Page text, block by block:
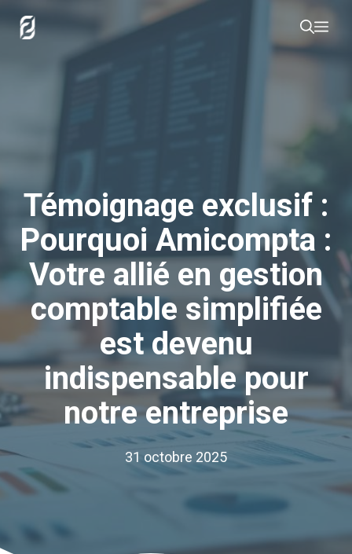
Témoignage exclusif :
Pourquoi Amicompta :
Votre allié en gestion
comptable simplifiée
est devenu
indispensable pour
notre entreprise
31 octobre 2025